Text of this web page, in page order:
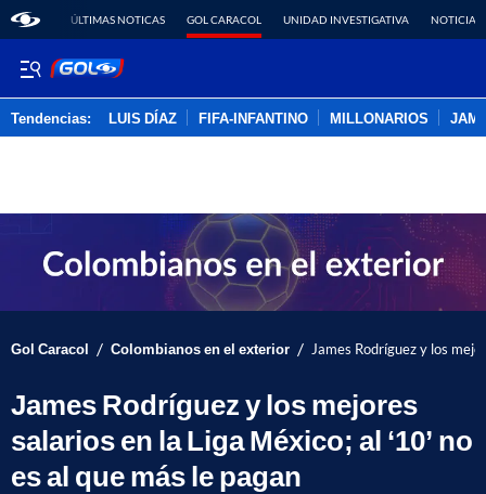
ÚLTIMAS NOTICAS GOL CARACOL UNIDAD INVESTIGATIVA NOTICIAS
Tendencias: LUIS DÍAZ FIFA-INFANTINO MILLONARIOS
Gol Caracol / Colombianos en el exterior / James Rodríguez y los
James Rodríguez y los mejores
salarios en la Liga México; al ‘10’ no
es al que más le pagan